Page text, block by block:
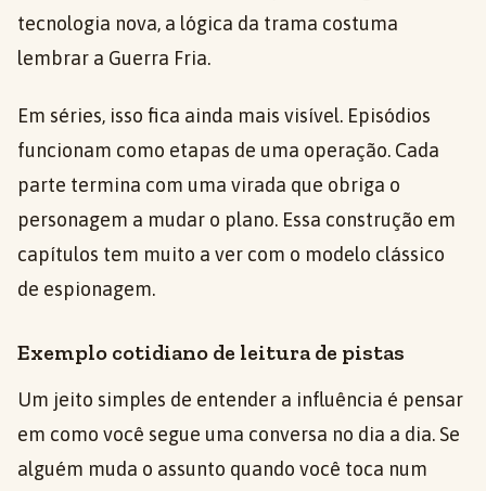
tecnologia nova, a lógica da trama costuma
lembrar a Guerra Fria.
Em séries, isso fica ainda mais visível. Episódios
funcionam como etapas de uma operação. Cada
parte termina com uma virada que obriga o
personagem a mudar o plano. Essa construção em
capítulos tem muito a ver com o modelo clássico
de espionagem.
Exemplo cotidiano de leitura de pistas
Um jeito simples de entender a influência é pensar
em como você segue uma conversa no dia a dia. Se
alguém muda o assunto quando você toca num